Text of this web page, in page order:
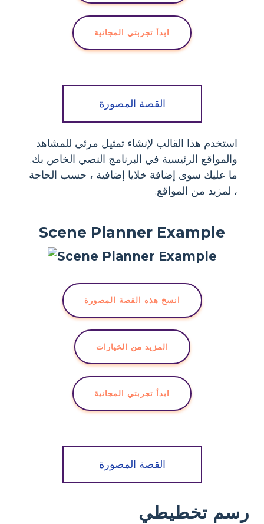
ابدأ تجربتي المجانية
القصة المصورة
استخدم هذا القالب لإنشاء تمثيل مرئي للمشاهد
والمواقع الرئيسية في البرنامج النصي الخاص بك.
ما عليك سوى إضافة خلايا إضافية ، حسب الحاجة
، لمزيد من المواقع.
Scene Planner Example
انسخ هذه القصة المصورة
المزيد من الخيارات
ابدأ تجربتي المجانية
القصة المصورة
رسم تخطيطي